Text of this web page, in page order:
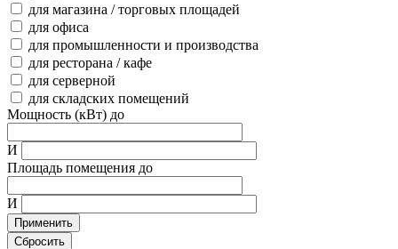
для магазина / торговых площадей
для офиса
для промышленности и производства
для ресторана / кафе
для серверной
для складских помещений
Мощность (кВт) до
И
Площадь помещения до
И
Применить
Сбросить